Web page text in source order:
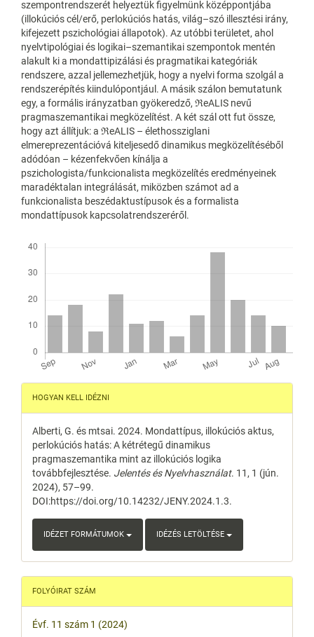
szempontrendszerét helyeztük figyelmünk középpontjába
(illokúciós cél/erő, perlokúciós hatás, világ–szó illesztési irány,
kifejezett pszichológiai állapotok). Az utóbbi területet, ahol
nyelvtipológiai és logikai–szemantikai szempontok mentén
alakult ki a mondattipizálási és pragmatikai kategóriák
rendszere, azzal jellemezhetjük, hogy a nyelvi forma szolgál a
rendszerépítés kiindulópontjául. A másik szálon bemutatunk
egy, a formális irányzatban gyökeredző, ℜeALIS nevű
pragmaszemantikai megközelítést. A két szál ott fut össze,
hogy azt állítjuk: a ℜeALIS – élethossziglani
elmereprezentációvá kiteljesedő dinamikus megközelítéséből
adódóan – kézenfekvően kínálja a
pszichologista/funkcionalista megközelítés eredményeinek
maradéktalan integrálását, miközben számot ad a
funkcionalista beszédaktustípusok és a formalista
mondattípusok kapcsolatrendszeréről.
Article
Details
HOGYAN KELL IDÉZNI
Alberti, G. és mtsai. 2024. Mondattípus, illokúciós aktus,
perlokúciós hatás: A kétrétegű dinamikus
pragmaszemantika mint az illokúciós logika
továbbfejlesztése. Jelentés és Nyelvhasználat. 11, 1 (jún.
2024), 57–99.
DOI:https://doi.org/10.14232/JENY.2024.1.3.
IDÉZET FORMÁTUMOK IDÉZÉS LETÖLTÉSE
FOLYÓIRAT SZÁM
Évf. 11 szám 1 (2024)